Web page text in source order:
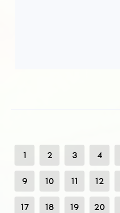
1 2 3 4
9 10 11 12
17 18 19 20